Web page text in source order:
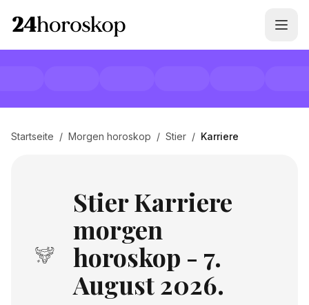
Startseite / Morgen horoskop / Stier / Karriere
Stier Karriere
morgen
horoskop - 7.
August 2026.